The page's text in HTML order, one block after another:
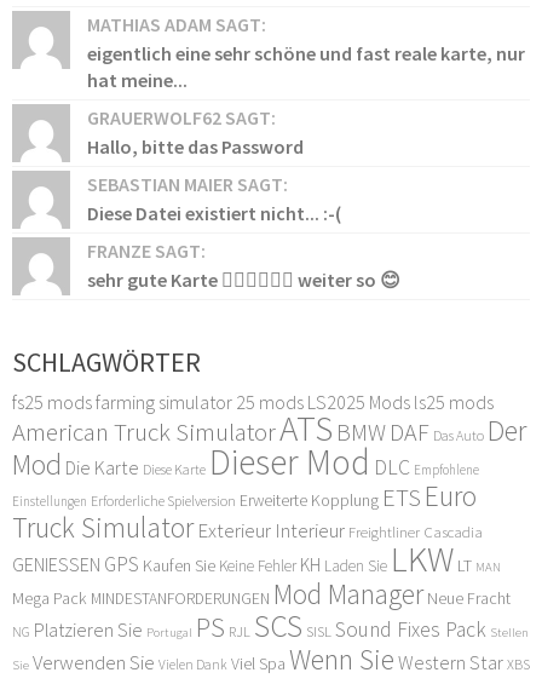
MATHIAS ADAM SAGT:
eigentlich eine sehr schöne und fast reale karte, nur
hat meine...
GRAUERWOLF62 SAGT:
Hallo, bitte das Password
SEBASTIAN MAIER SAGT:
Diese Datei existiert nicht... :-(
FRANZE SAGT:
sehr gute Karte 👍🏻👍🏻👍🏻 weiter so 😊
SCHLAGWÖRTER
fs25 modsfarming simulator 25 mods LS2025 Mods ls25 mods
American Truck SimulatorATS BMW DAF Das Auto Der
Mod Die Karte Diese Karte Dieser Mod DLC Empfohlene
Einstellungen Erforderliche Spielversion Erweiterte Kopplung ETS Euro
Truck Simulator Exterieur Interieur Freightliner Cascadia
GENIESSEN GPS Kaufen Sie Keine Fehler KH Laden Sie LKW LT MAN
Mega Pack MINDESTANFORDERUNGEN Mod Manager Neue Fracht
NG Platzieren Sie Portugal PS RJL SCS SISL Sound Fixes Pack Stellen
Sie Verwenden Sie Vielen Dank Viel Spa Wenn Sie Western Star XBS